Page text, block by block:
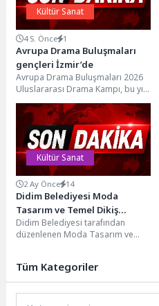
Kültür Sanat
4 S. Önce 1
Avrupa Drama Buluşmaları
gençleri İzmir’de
Avrupa Drama Buluşmaları 2026
Uluslararası Drama Kampı, bu yıl
İzmir’de İzmir Büyükşehir
Belediyesi ve Çağdaş...
Kültür Sanat
2 Ay Önce 14
Didim Belediyesi Moda
Tasarım ve Temel Dikiş
Eğitimi Yıl Sonu Etkinliği
Gerçekleştirildi
Didim Belediyesi tarafından
düzenlenen Moda Tasarım ve
Tüm Kategoriler